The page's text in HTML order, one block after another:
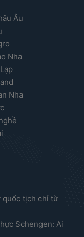
Âu
Nha
Nha
quốc tịch chỉ từ
Schengen: Ai